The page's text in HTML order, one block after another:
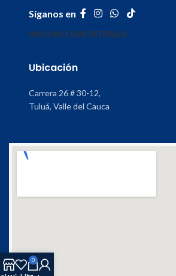
Síganos en
INICIOMI CUENTATIENDA
Ubicación
Carrera 26 # 30-12,
Tuluá, Valle del Cauca
0